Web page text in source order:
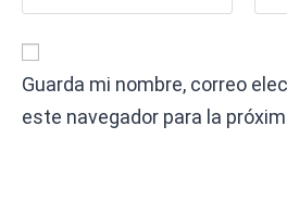
Guarda mi nombre, correo
este navegador para la